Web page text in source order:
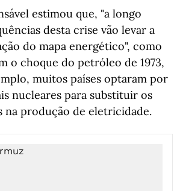
estimou que, "a longo
desta crise vão levar a
do mapa energético", como
o choque do petróleo de 1973,
muitos países optaram por
nucleares para substituir os
na produção de eletricidade.